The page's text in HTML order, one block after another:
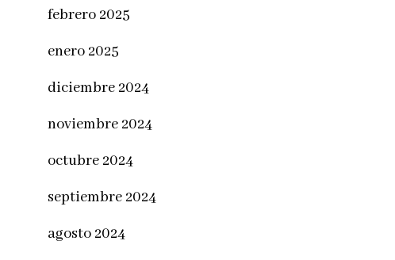
febrero 2025
enero 2025
diciembre 2024
noviembre 2024
octubre 2024
septiembre 2024
agosto 2024